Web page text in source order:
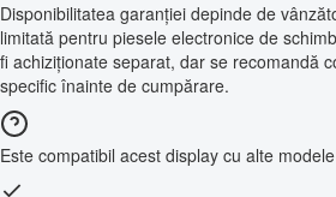
Disponibilitatea garanției depinde de
limitată pentru piesele electronice de
fi achiziționate separat, dar se recomandă
specific înainte de cumpărare.
Este compatibil acest display cu alte